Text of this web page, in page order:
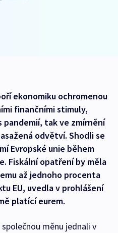
ekonomiku ochromenou
finančními stimuly,
pandemií, tak ve zmírnění
odvětví. Shodli se
Evropské unie během
Fiskální opatření by měla
až jednoho procenta
EU, uvedla v prohlášení
platící eurem.
měnu jednali v